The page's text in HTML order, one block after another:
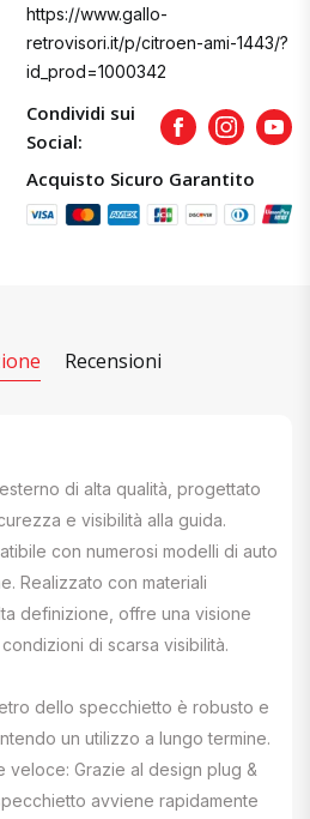
https://www.gallo-
retrovisori.it/p/citroen-ami-1443/?
id_prod=1000342
Condividi sui
Social:
FacebookInstagram
Acquisto Sicuro Garantito
Recensioni
di alta qualità, progettato
e visibilità alla guida.
con numerosi modelli di auto
Realizzato con materiali
definizione, offre una visione
di scarsa visibilità.
dello specchietto è robusto e
un utilizzo a lungo termine.
veloce: Grazie al design plug &
avviene rapidamente